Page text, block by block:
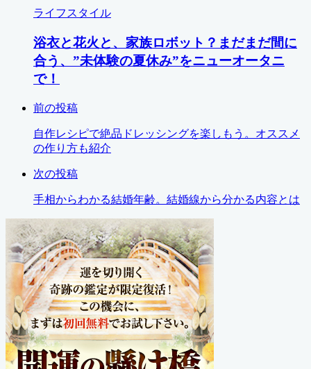
ライフスタイル
浴衣と花火と、家族ロボット？まだまだ間に
合う、”未体験の夏休み”をニューオータニ
で！
前の投稿
自作レシピで絶品ドレッシングを楽しもう。オススメ
の作り方も紹介
次の投稿
手相からわかる結婚年齢。結婚線から分かる内容とは